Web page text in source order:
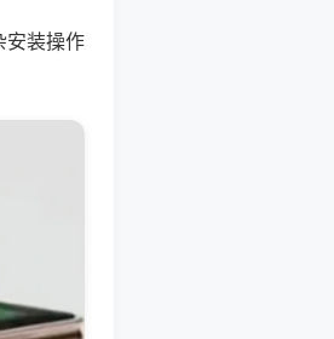
安装操作